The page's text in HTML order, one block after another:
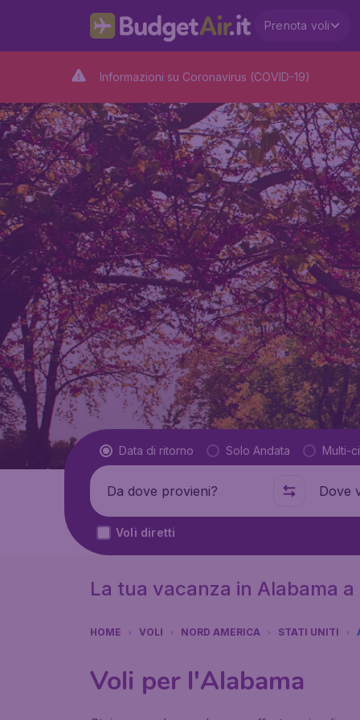
Prenota voli
Informazioni su Coronavirus (COVID-19)
Tipo di volo
Data di ritorno Solo Andata Multi-
Partenza da Dove
Voli diretti
La tua vacanza in Alabama
HOME VOLI NORD AMERICA STATI UNITI
Voli per l'Alabama